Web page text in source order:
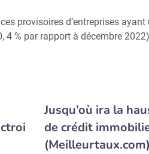
provisoires d’entreprises
4 % par rapport à décembre
Jusqu’où ira la
de crédit
(Meilleurtaux.com)